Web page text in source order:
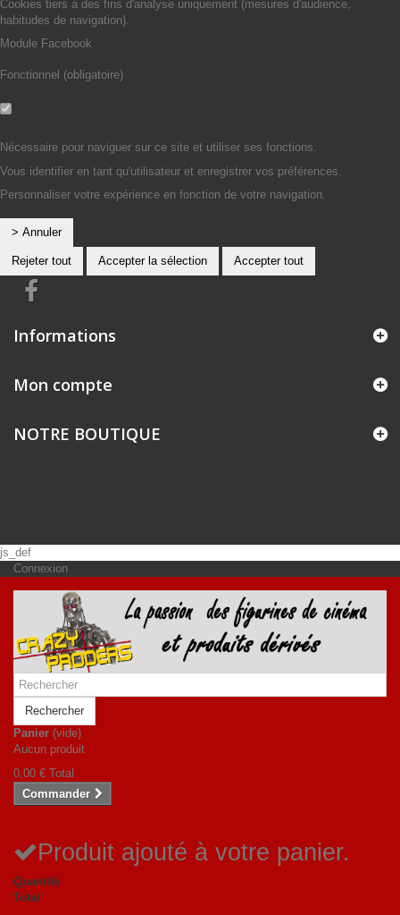
Cookies tiers à des fins d'analyse uniquement (mesures d'audience,
habitudes de navigation).
Module Facebook
Fonctionnel (obligatoire)
Nécessaire pour naviguer sur ce site et utiliser ses fonctions.
Vous identifier en tant qu'utilisateur et enregistrer vos préférences.
Personnaliser votre expérience en fonction de votre navigation.
> Annuler
Rejeter tout Accepter la sélection Accepter tout
Informations
Mon compte
NOTRE BOUTIQUE
js_def
Connexion
Rechercher
Panier (vide)
Aucun produit
0,00 € Total
Commander
Produit ajouté à votre panier.
Quantité
Total